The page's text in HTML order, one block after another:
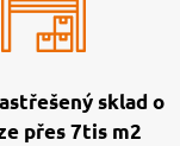
sklad o
přes 7tis m2